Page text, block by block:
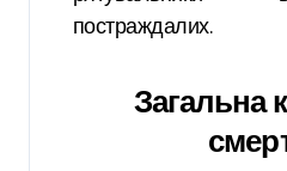
постраждалих.
Загальна